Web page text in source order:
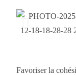
Favoriser la